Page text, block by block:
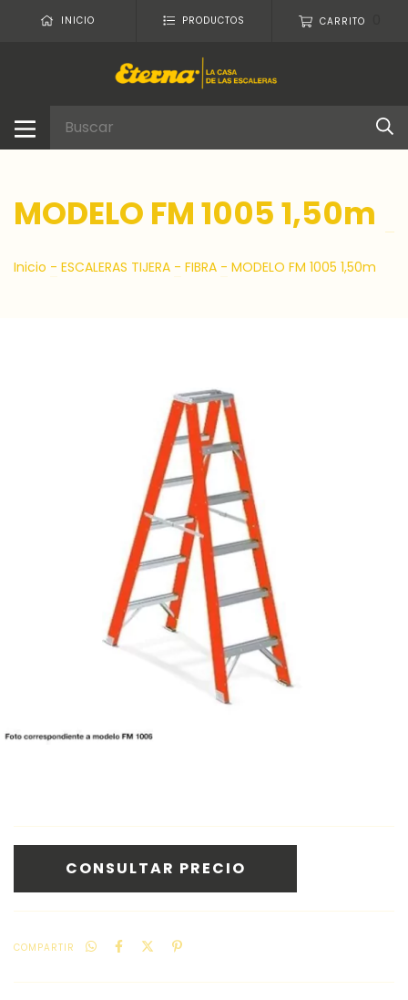
INICIO PRODUCTOS CARRITO
MODELO FM 1005 1,50m
Inicio - ESCALERAS TIJERA - FIBRA - MODELO FM 1005 1,50m
COMPARTIR